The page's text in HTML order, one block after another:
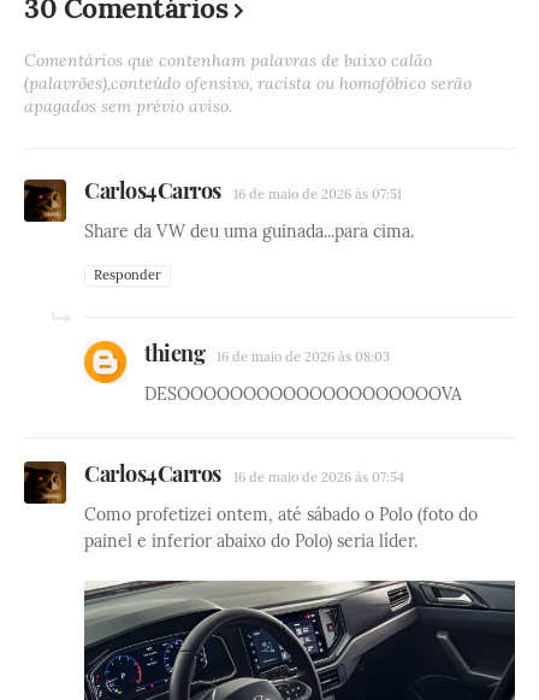
30 Comentários
Comentários que contenham palavras de baixo calão
(palavrões),conteúdo ofensivo, racista ou homofóbico serão
apagados sem prévio aviso.
Carlos4Carros 16 de maio de 2026 às 07:51
Share da VW deu uma guinada...para cima.
Responder
thieng 16 de maio de 2026 às 08:03
DESOOOOOOOOOOOOOOOOOOOOVA
Carlos4Carros 16 de maio de 2026 às 07:54
Como profetizei ontem, até sábado o Polo (foto do
painel e inferior abaixo do Polo) seria líder.